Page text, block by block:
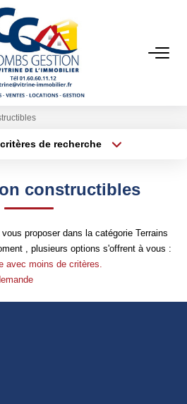
VENTES
AGENCE
Nous
de recherche
Plus de critères
constructibles
proposer dans la catégorie Terrains
, plusieurs options s'offrent à vous :
avec moins de critères.